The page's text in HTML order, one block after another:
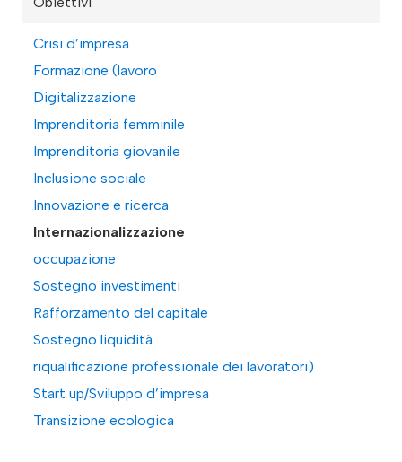
Crisi d’impresa
Formazione (lavoro
Digitalizzazione
Imprenditoria femminile
Imprenditoria giovanile
Inclusione sociale
Innovazione e ricerca
Internazionalizzazione
occupazione
Sostegno investimenti
Rafforzamento del capitale
Sostegno liquidità
riqualificazione professionale dei lavoratori)
Start up/Sviluppo d’impresa
Transizione ecologica